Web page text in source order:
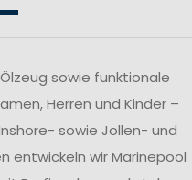
sowie funktionale
Herren und Kinder –
sowie Jollen- und
entwickeln wir Marinepool